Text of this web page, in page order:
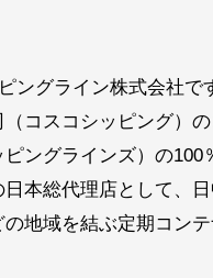
ングライン株式会社で
コスコシッピング）
ングラインズ）の100
本総代理店として、
地域を結ぶ定期コンテ